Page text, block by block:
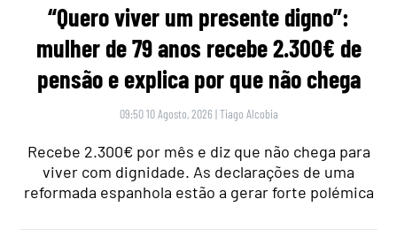
“Quero viver um presente digno”:
mulher de 79 anos recebe 2.300€ de
pensão e explica por que não chega
09:50 10 Agosto, 2026 |Tiago Alcobia
Recebe 2.300€ por mês e diz que não chega para
viver com dignidade. As declarações de uma
reformada espanhola estão a gerar forte polémica